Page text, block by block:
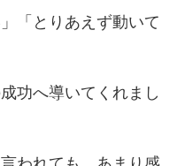
「とりあえず動いて
功へ導いてくれまし